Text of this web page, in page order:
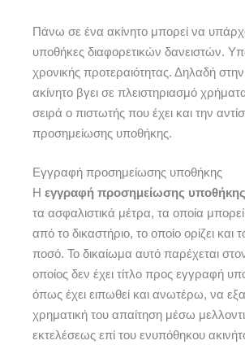
Πάνω σε ένα ακίνητο μπορεί να
υποθήκες διαφορετικών δανειστών.
χρονικής προτεραιότητας. Δηλαδή
ακίνητο βγει σε πλειστηριασμό
σειρά ο πιστωτής που έχει και την
προσημείωσης υποθήκης.
Εγγραφή προσημείωσης υποθήκης
Η εγγραφή προσημείωσης υποθήκης
τα ασφαλιστικά μέτρα, τα οποία
από το δικαστήριο, το οποίο ορίζει και
ποσό. Το δικαίωμα αυτό παρέχεται
οποίος δεν έχει τίτλο προς εγγραφή
όπως έχει ειπωθεί και ανωτέρω, να
χρηματική του απαίτηση μέσω
εκτελέσεως επί του ενυπόθηκου